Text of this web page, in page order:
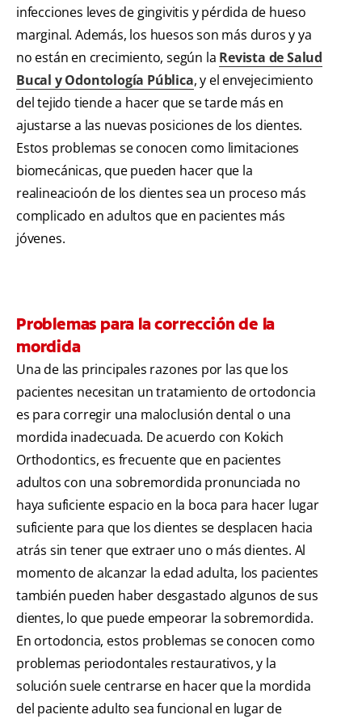
infecciones leves de gingivitis y pérdida de hueso
marginal. Además, los huesos son más duros y ya
no están en crecimiento, según la Revista de Salud
Bucal y Odontología Pública, y el envejecimiento
del tejido tiende a hacer que se tarde más en
ajustarse a las nuevas posiciones de los dientes.
Estos problemas se conocen como limitaciones
biomecánicas, que pueden hacer que la
realineacioón de los dientes sea un proceso más
complicado en adultos que en pacientes más
jóvenes.
Problemas para la corrección de la
mordida
Una de las principales razones por las que los
pacientes necesitan un tratamiento de ortodoncia
es para corregir una maloclusión dental o una
mordida inadecuada. De acuerdo con Kokich
Orthodontics, es frecuente que en pacientes
adultos con una sobremordida pronunciada no
haya suficiente espacio en la boca para hacer lugar
suficiente para que los dientes se desplacen hacia
atrás sin tener que extraer uno o más dientes. Al
momento de alcanzar la edad adulta, los pacientes
también pueden haber desgastado algunos de sus
dientes, lo que puede empeorar la sobremordida.
En ortodoncia, estos problemas se conocen como
problemas periodontales restaurativos, y la
solución suele centrarse en hacer que la mordida
del paciente adulto sea funcional en lugar de